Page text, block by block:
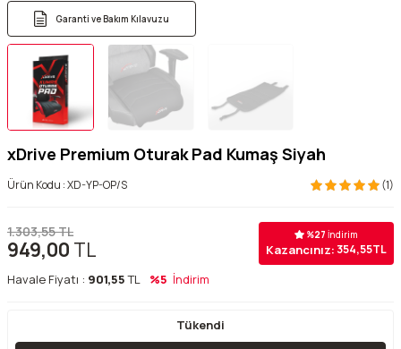
Garanti ve Bakım Kılavuzu
xDrive Premium Oturak Pad Kumaş Siyah
Ürün Kodu :XD-YP-OP/S (1)
1.303,55TL
949,00 TL
%27 İndirim
Kazancınız: 354,55TL
Havale Fiyatı : 901,55TL %5 İndirim
Tükendi